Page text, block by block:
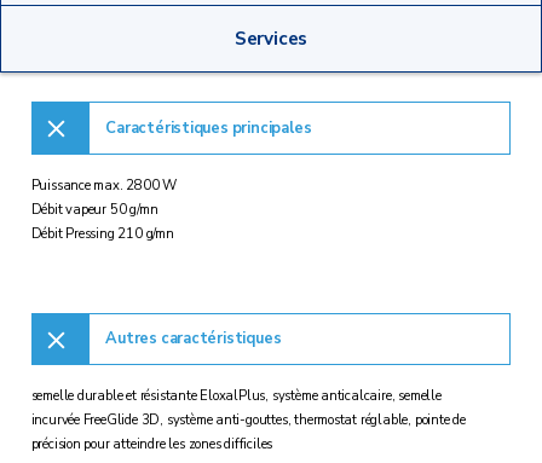
Services
Caractéristiques principales
Puissance max. 2800 W
Débit vapeur 50 g/mn
Débit Pressing 210 g/mn
Autres caractéristiques
semelle durable et résistante EloxalPlus, système anticalcaire, semelle
incurvée FreeGlide 3D, système anti-gouttes, thermostat réglable, pointe de
précision pour atteindre les zones difficiles